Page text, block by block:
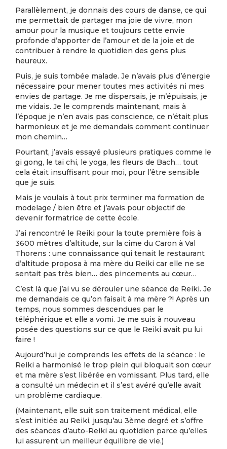
Parallèlement, je donnais des cours de danse, ce qui
me permettait de partager ma joie de vivre, mon
amour pour la musique et toujours cette envie
profonde d’apporter de l’amour et de la joie et de
contribuer à rendre le quotidien des gens plus
heureux.
Puis, je suis tombée malade. Je n’avais plus d’énergie
nécessaire pour mener toutes mes activités ni mes
envies de partage. Je me dispersais, je m’épuisais, je
me vidais. Je le comprends maintenant, mais à
l’époque je n’en avais pas conscience, ce n’était plus
harmonieux et je me demandais comment continuer
mon chemin…
Pourtant, j’avais essayé plusieurs pratiques comme le
gi gong, le tai chi, le yoga, les fleurs de Bach… tout
cela était insuffisant pour moi, pour l’être sensible
que je suis.
Mais je voulais à tout prix terminer ma formation de
modelage / bien être et j’avais pour objectif de
devenir formatrice de cette école.
J’ai rencontré le Reiki pour la toute première fois à
3600 mètres d’altitude, sur la cime du Caron à Val
Thorens : une connaissance qui tenait le restaurant
d’altitude proposa à ma mère du Reiki car elle ne se
sentait pas très bien… des pincements au cœur…
C’est là que j’ai vu se dérouler une séance de Reiki. Je
me demandais ce qu’on faisait à ma mère ?! Après un
temps, nous sommes descendues par le
téléphérique et elle a vomi. Je me suis à nouveau
posée des questions sur ce que le Reiki avait pu lui
faire !
Aujourd’hui je comprends les effets de la séance : le
Reiki a harmonisé le trop plein qui bloquait son cœur
et ma mère s’est libérée en vomissant. Plus tard, elle
a consulté un médecin et il s’est avéré qu’elle avait
un problème cardiaque.
(Maintenant, elle suit son traitement médical, elle
s’est initiée au Reiki, jusqu’au 3ème degré et s’offre
des séances d’auto-Reiki au quotidien parce qu’elles
lui assurent un meilleur équilibre de vie.)